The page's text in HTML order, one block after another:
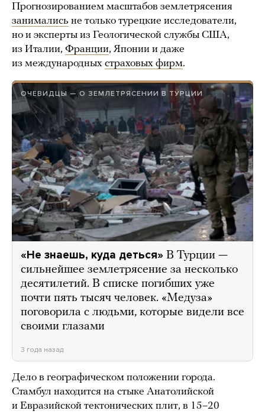
Прогнозированием масштабов землетрясения
занимались не только турецкие исследователи,
но и эксперты из Геологической службы США,
из Италии, Франции, Японии и даже
из международных страховых фирм.
ОЧЕВИДЦЫ — О ЗЕМЛЕТРЯСЕНИИ В ТУРЦИИ
«Не знаешь, куда деться» В Турции —
сильнейшее землетрясение за несколько
десятилетий. В списке погибших уже
почти пять тысяч человек. «Медуза»
поговорила с людьми, которые видели все
своими глазами
3 года назад
Дело в географическом положении города.
Стамбул находится на стыке Анатолийской
и Евразийской тектонических плит, в 15–20